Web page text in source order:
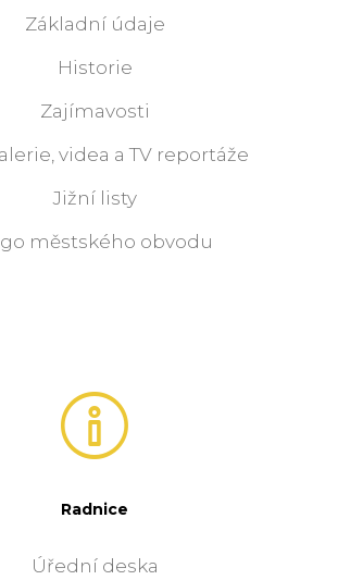
Základní údaje
Historie
Zajímavosti
videa a TV reportáže
Jižní listy
městského obvodu
Radnice
Úřední deska